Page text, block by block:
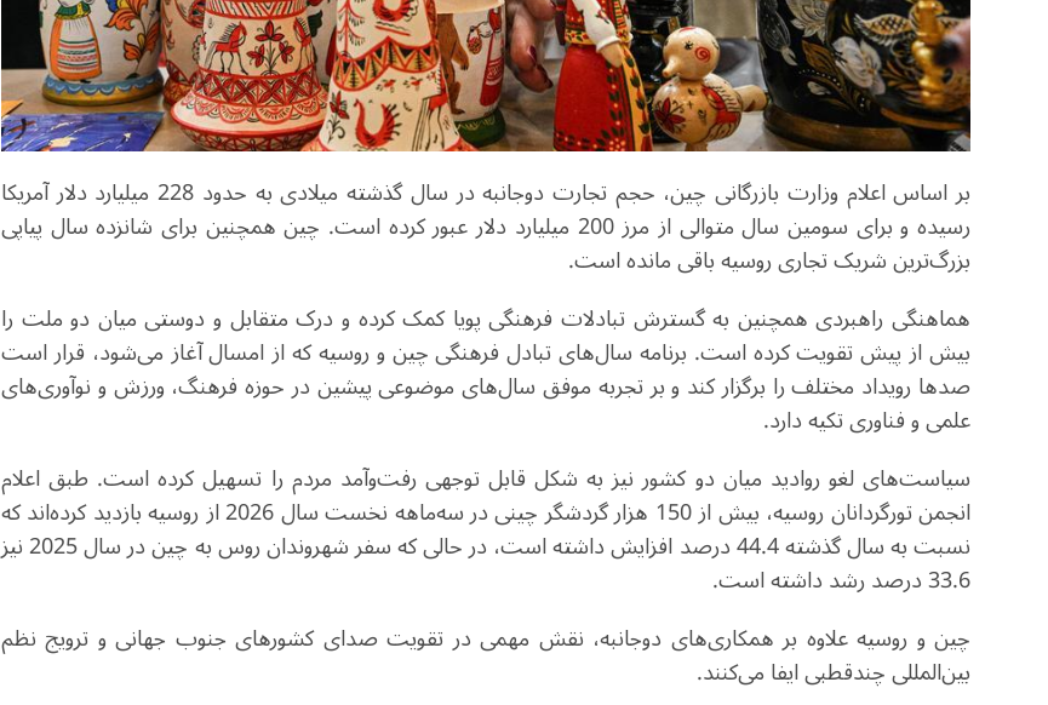
بر اساس اعلام وزارت بازرگانی چین، حجم تجارت دوجانبه در سال گذشته میلادی به حدود 228 میلیارد دلار آمریکا
رسیده و برای سومین سال متوالی از مرز 200 میلیارد دلار عبور کرده است. چین همچنین برای شانزده سال پیاپی
بزرگ‌ترین شریک تجاری روسیه باقی مانده است.
هماهنگی راهبردی همچنین به گسترش تبادلات فرهنگی پویا کمک کرده و درک متقابل و دوستی میان دو ملت را
بیش از پیش تقویت کرده است. برنامه سال‌های تبادل فرهنگی چین و روسیه که از امسال آغاز می‌شود، قرار است
صدها رویداد مختلف را برگزار کند و بر تجربه موفق سال‌های موضوعی پیشین در حوزه فرهنگ، ورزش و نوآوری‌های
علمی و فناوری تکیه دارد.
سیاست‌های لغو روادید میان دو کشور نیز به شکل قابل توجهی رفت‌وآمد مردم را تسهیل کرده است. طبق اعلام
انجمن تورگردانان روسیه، بیش از 150 هزار گردشگر چینی در سه‌ماهه نخست سال 2026 از روسیه بازدید کرده‌اند که
نسبت به سال گذشته 44.4 درصد افزایش داشته است، در حالی که سفر شهروندان روس به چین در سال 2025 نیز
33.6 درصد رشد داشته است.
چین و روسیه علاوه بر همکاری‌های دوجانبه، نقش مهمی در تقویت صدای کشورهای جنوب جهانی و ترویج نظم
بین‌المللی چندقطبی ایفا می‌کنند.